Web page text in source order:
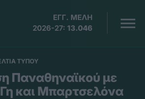
ΕΓΓ. ΜΕΛΗ
2026-27: 13.046
ΤΥΠΟΥ
Παναθηναϊκού με
και Μπαρτσελόνα